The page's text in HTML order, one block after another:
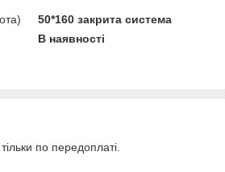
50*160 закрита система
В наявності
по передоплаті.